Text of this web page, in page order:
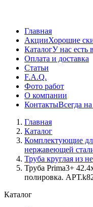
Главная
АкцииХорошие
КаталогУ нас есть
Оплата и доставка
Статьи
F.A.Q.
Фото работ
О компании
КонтактыВсегда
Главная
Каталог
Комплектующие
нержавеющей
Труба круглая из
Труба Prima3+
полировка.
Каталог